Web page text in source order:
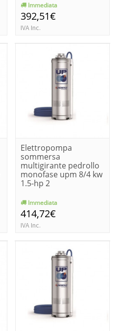
Immediata
392,51€
IVA Inc.
Elettropompa
sommersa
multigirante pedrollo
monofase upm 8/4 kw
1.5-hp 2
Immediata
414,72€
IVA Inc.